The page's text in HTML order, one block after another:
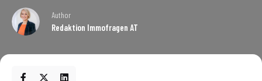
Author
Redaktion Immofragen AT